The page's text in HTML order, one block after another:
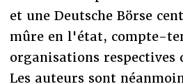
et une Deutsche Börse
mûre en l'état, compte-
organisations respectives
Les auteurs sont